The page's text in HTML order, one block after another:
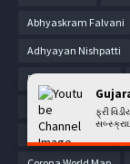
Abhyaskram Falvani
Adhyayan Nishpatti
Badali Camp 2021
Balvatika Bank
CCC CCC 2.0
ફ્રી